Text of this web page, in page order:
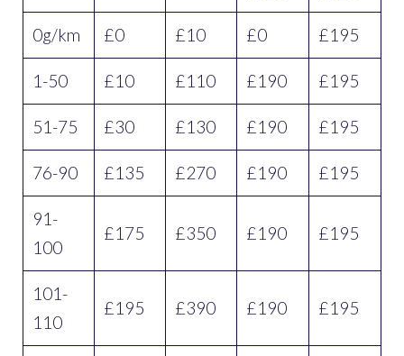
0g/km £0 £10 £0 £195
1-50 £10 £110 £190 £195
51-75 £30 £130 £190 £195
76-90 £135 £270 £190 £195
91-
100
£175 £350 £190 £195
101-
110
£195 £390 £190 £195